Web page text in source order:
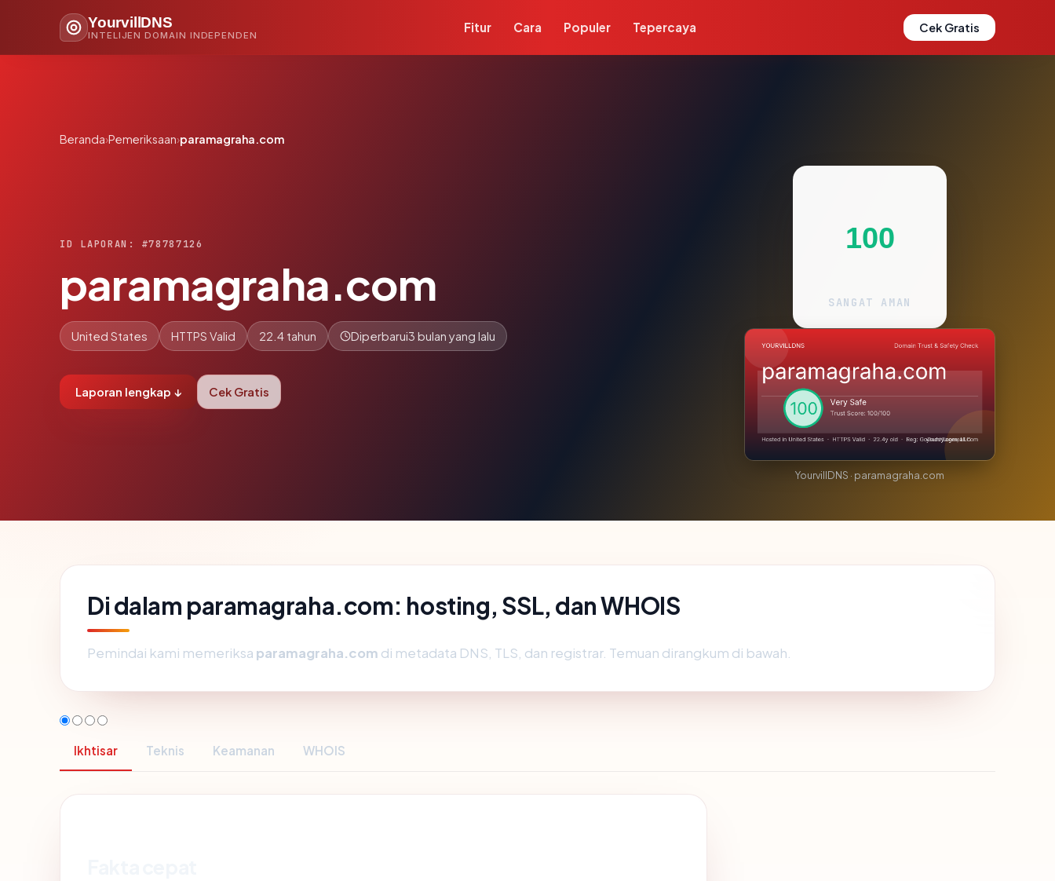
YourvillDNS
INTELIJEN DOMAIN INDEPENDEN
Fitur Cara Populer Tepercaya Cek Gratis
Beranda›Pemeriksaan›paramagraha.com
ID LAPORAN: #78787126
paramagraha.com
United States HTTPS Valid 22.4 tahun Diperbarui3 bulan yang lalu
Laporan lengkap ↓ Cek Gratis
100
SANGAT AMAN
YourvillDNS · paramagraha.com
Di dalam paramagraha.com: hosting, SSL, dan WHOIS
Pemindai kami memeriksa paramagraha.com di metadata DNS, TLS, dan registrar. Temuan dirangkum di bawah.
Ikhtisar Teknis Keamanan WHOIS